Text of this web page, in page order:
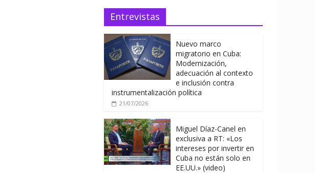
Entrevistas
Nuevo marco
migratorio en Cuba:
Modernización,
adecuación al contexto
e inclusión contra
instrumentalización política
21/07/2026
Miguel Díaz-Canel en
exclusiva a RT: «Los
intereses por invertir en
Cuba no están solo en
EE.UU.» (video)